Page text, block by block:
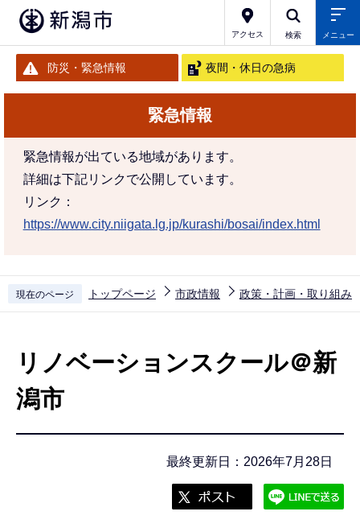
アクセス 検索 メニュー
防災・緊急情報 夜間・休日の急病
緊急情報
緊急情報が出ている地域があります。
詳細は下記リンクで公開しています。
リンク：
https://www.city.niigata.lg.jp/kurashi/bosai/index.html
現在のページ トップページ 市政情報 政策・計画・取り組み
リノベーションスクール＠新
潟市
最終更新日：2026年7月28日